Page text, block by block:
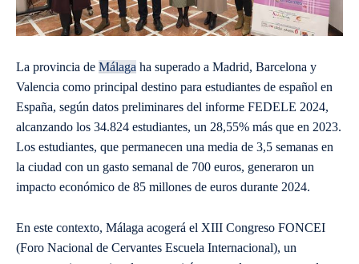
La provincia de Málaga ha superado a Madrid, Barcelona y
Valencia como principal destino para estudiantes de español en
España, según datos preliminares del informe FEDELE 2024,
alcanzando los 34.824 estudiantes, un 28,55% más que en 2023.
Los estudiantes, que permanecen una media de 3,5 semanas en
la ciudad con un gasto semanal de 700 euros, generaron un
impacto económico de 85 millones de euros durante 2024.
En este contexto, Málaga acogerá el XIII Congreso FONCEI
(Foro Nacional de Cervantes Escuela Internacional), un